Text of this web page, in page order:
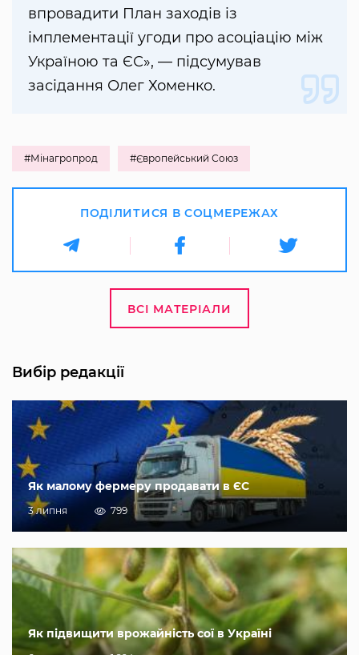
впровадити План заходів із
імплементації угоди про асоціацію між
Україною та ЄС», — підсумував
засідання Олег Хоменко.
#Мінагропрод #Європейський Союз
ПОДІЛИТИСЯ В СОЦМЕРЕЖАХ
ВСІ МАТЕРІАЛИ
Вибір редакції
Як малому фермеру продавати в ЄС
3 липня 799
Як підвищити врожайність сої в Україні